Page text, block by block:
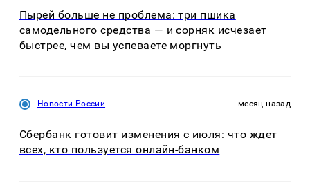
Пырей больше не проблема: три пшика
самодельного средства — и сорняк исчезает
быстрее, чем вы успеваете моргнуть
Новости России месяц назад
Сбербанк готовит изменения с июля: что ждет
всех, кто пользуется онлайн-банком